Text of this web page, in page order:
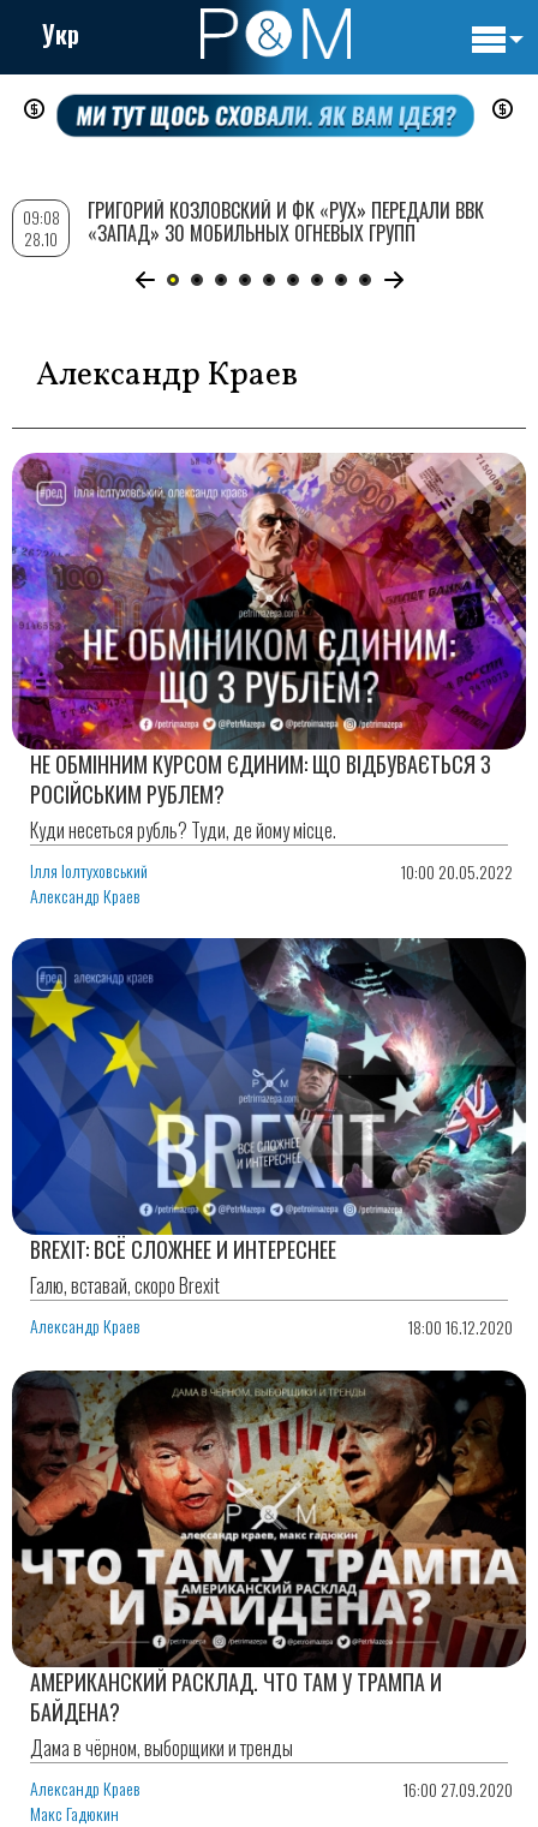
Перейти
содержанию
Укр
Александр Краев
НЕ ОБМІННИМ КУРСОМ ЄДИНИМ: ЩО ВІДБУВАЄТЬСЯ З
РОСІЙСЬКИМ РУБЛЕМ?
Куди несеться рубль? Туди, де йому місце.
Ілля Іолтуховський
Александр Краев
10:00 20.05.2022
BREXIT: ВСЁ СЛОЖНЕЕ И ИНТЕРЕСНЕЕ
Галю, вставай, скоро Brexit
Александр Краев 18:00 16.12.2020
АМЕРИКАНСКИЙ РАСКЛАД. ЧТО ТАМ У ТРАМПА И
БАЙДЕНА?
Дама в чёрном, выборщики и тренды
Александр Краев
Макс Гадюкин
16:00 27.09.2020
09:08
28.10
ГРИГОРИЙ КОЗЛОВСКИЙ И ФК «РУХ» ПЕРЕДАЛИ ВВК
«ЗАПАД» 30 МОБИЛЬНЫХ ОГНЕВЫХ ГРУПП